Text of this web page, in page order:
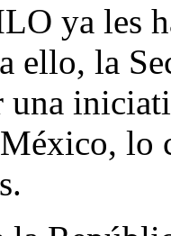
ya les
ello, la
una
lo